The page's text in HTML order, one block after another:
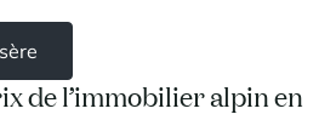
de l’immobilier alpin en